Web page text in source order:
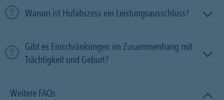
Warum ist Hufabszess ein Leistungsausschluss?
Gibt es Einschränkungen im Zusammenhang mit
Trächtigkeit und Geburt?
Weitere FAQs